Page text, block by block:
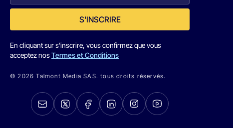
S'INSCRIRE
En cliquant sur s'inscrire, vous confirmez que vous
acceptez nosTermes et Conditions
© 2026 Talmont Media SAS. tous droits réservés.